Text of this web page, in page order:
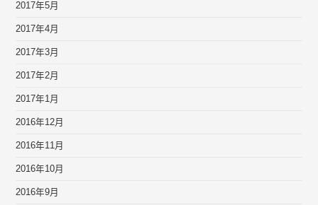
2017年5月
2017年4月
2017年3月
2017年2月
2017年1月
2016年12月
2016年11月
2016年10月
2016年9月